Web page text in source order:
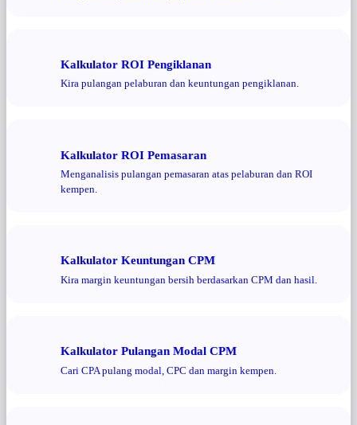
Kalkulator ROI Pengiklanan
Kira pulangan pelaburan dan keuntungan pengiklanan.
Kalkulator ROI Pemasaran
Menganalisis pulangan pemasaran atas pelaburan dan ROI
kempen.
Kalkulator Keuntungan CPM
Kira margin keuntungan bersih berdasarkan CPM dan hasil.
Kalkulator Pulangan Modal CPM
Cari CPA pulang modal, CPC dan margin kempen.